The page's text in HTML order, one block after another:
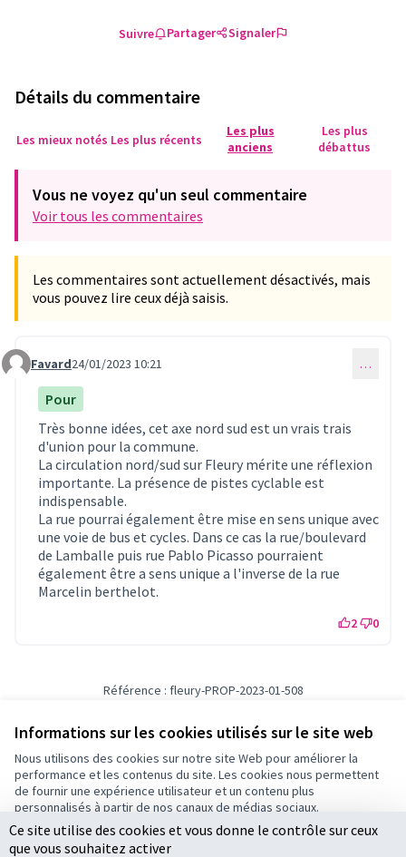
Informations sur les cookies utilisés sur le site web
Nous utilisons des cookies sur notre site Web pour améliorer la
performance et les contenus du site. Les cookies nous permettent
de fournir une expérience utilisateur et un contenu plus
personnalisés à partir de nos canaux de médias sociaux.
Tout accepter
Suivre Partager Signaler
Détails du commentaire
Les mieux notés Les plus récents
Les plus
anciens
Les plus
débattus
Vous ne voyez qu'un seul commentaire
Voir tous les commentaires
Les commentaires sont actuellement désactivés, mais
vous pouvez lire ceux déjà saisis.
Commentaire 674
Favard24/01/2023 10:21 …
Pour
Très bonne idées, cet axe nord sud est un vrais trais
d'union pour la commune.
La circulation nord/sud sur Fleury mérite une réflexion
importante. La présence de pistes cyclable est
indispensable.
La rue pourrai également être mise en sens unique avec
une voie de bus et cycles. Dans ce cas la rue/boulevard
de Lamballe puis rue Pablo Picasso pourraient
également être a sens unique a l'inverse de la rue
Marcelin berthelot.
2 0
Référence : fleury-PROP-2023-01-508
Vérifiez l'empreinte numérique
Conditions d'utilisation
Paramètres des cookies
Ce site utilise des cookies et vous donne le contrôle sur ceux
que vous souhaitez activer